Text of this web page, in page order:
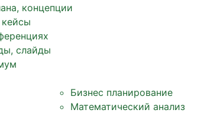
концепции
слайды
Бизнес планирование
Математический анализ